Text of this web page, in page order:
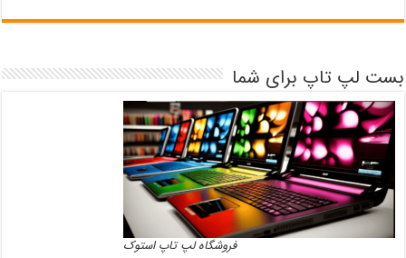
بست لپ تاپ برای شما
فروشگاه لپ تاپ استوک